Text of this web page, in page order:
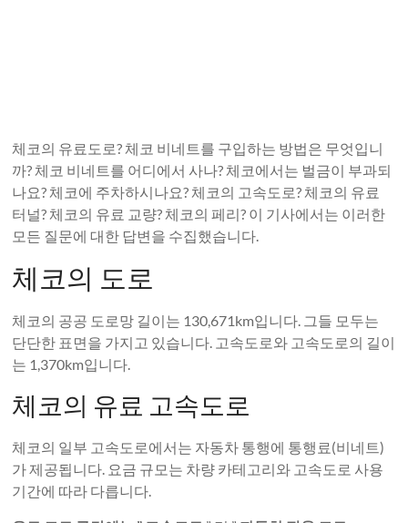
체코의 유료도로? 체코 비네트를 구입하는 방법은 무엇입니
까? 체코 비네트를 어디에서 사나? 체코에서는 벌금이 부과되
나요? 체코에 주차하시나요? 체코의 고속도로? 체코의 유료
터널? 체코의 유료 교량? 체코의 페리? 이 기사에서는 이러한
모든 질문에 대한 답변을 수집했습니다.
체코의 도로
체코의 공공 도로망 길이는 130,671km입니다. 그들 모두는
단단한 표면을 가지고 있습니다. 고속도로와 고속도로의 길이
는 1,370km입니다.
체코의 유료 고속도로
체코의 일부 고속도로에서는 자동차 통행에 통행료(비네트)
가 제공됩니다. 요금 규모는 차량 카테고리와 고속도로 사용
기간에 따라 다릅니다.